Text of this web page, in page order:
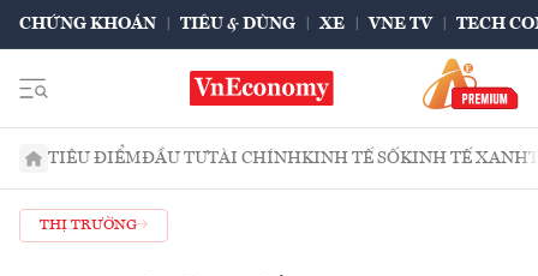
CHỨNG KHOÁN TIÊU & DÙNG XE VNE TV TECH
TIÊU ĐIỂMĐẦU TƯTÀI CHÍNHKINH TẾ SỐKINH TẾ XANH
THỊ TRƯỜNG